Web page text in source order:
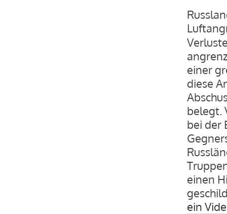
einer
diese
belegt.
bei der
einen
ein